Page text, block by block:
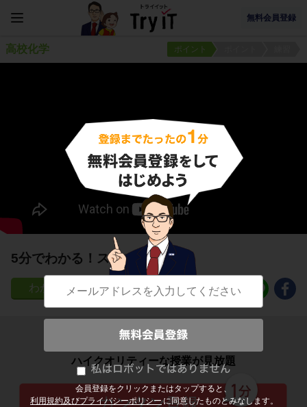
無料会員登録
会員登録をクリックまたはタップすると、
利用規約及びプライバシーポリシー に同意したものとみなします。
高校化学 ポイント
5分でわかる！スクロース
180
子どもの勉強から大人の学び直しまで
ハイクオリティーな授業が見放題